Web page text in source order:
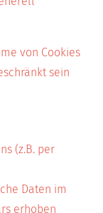
von Cookies
sein
(z.B. per
Daten im
erhoben